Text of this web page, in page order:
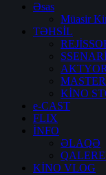
Əsas
Müasir
TƏHSİL
KİNO
e-CAST
FLIX
İNFO
ƏLAQƏ
KİNO VLOG